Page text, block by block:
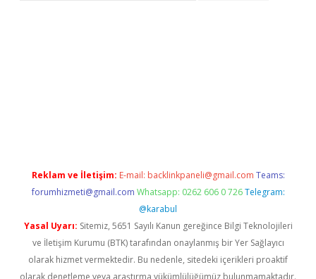
Reklam ve İletişim: E-mail: backlinkpaneli@gmail.com Teams:
forumhizmeti@gmail.com Whatsapp: 0262 606 0 726 Telegram:
@karabul
Yasal Uyarı: Sitemiz, 5651 Sayılı Kanun gereğince Bilgi Teknolojileri
ve İletişim Kurumu (BTK) tarafından onaylanmış bir Yer Sağlayıcı
olarak hizmet vermektedir. Bu nedenle, sitedeki içerikleri proaktif
olarak denetleme veya araştırma yükümlülüğümüz bulunmamaktadır.